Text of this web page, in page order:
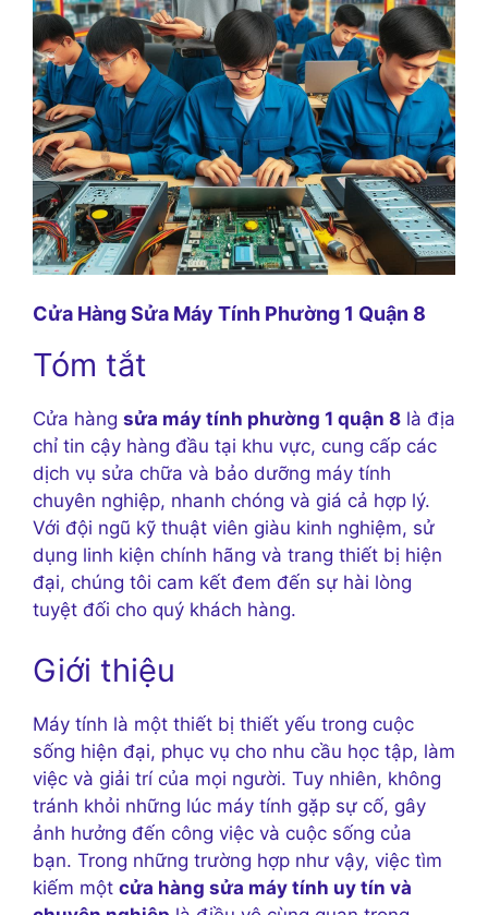
Cửa Hàng Sửa Máy Tính Phường 1 Quận 8
Tóm tắt
Cửa hàng sửa máy tính phường 1 quận 8 là địa
chỉ tin cậy hàng đầu tại khu vực, cung cấp các
dịch vụ sửa chữa và bảo dưỡng máy tính
chuyên nghiệp, nhanh chóng và giá cả hợp lý.
Với đội ngũ kỹ thuật viên giàu kinh nghiệm, sử
dụng linh kiện chính hãng và trang thiết bị hiện
đại, chúng tôi cam kết đem đến sự hài lòng
tuyệt đối cho quý khách hàng.
Giới thiệu
Máy tính là một thiết bị thiết yếu trong cuộc
sống hiện đại, phục vụ cho nhu cầu học tập, làm
việc và giải trí của mọi người. Tuy nhiên, không
tránh khỏi những lúc máy tính gặp sự cố, gây
ảnh hưởng đến công việc và cuộc sống của
bạn. Trong những trường hợp như vậy, việc tìm
kiếm một cửa hàng sửa máy tính uy tín và